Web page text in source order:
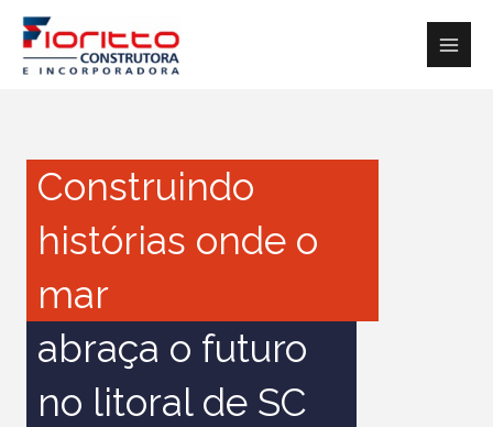
para
Construindo
histórias onde o
mar
abraça o futuro
no litoral de SC